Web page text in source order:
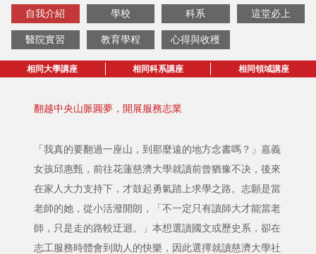
自我介紹 學校 科系 這堂必上
醫院實習 教育學程 心得與收穫
相同大學講座 相同科系講座 相同領域講座
翻越中央山脈圓夢，開展服務志業
「我真的要翻過一座山，到那麼遠的地方念書嗎？」嘉義
女孩邱惠甄，前往花蓮慈濟大學就讀前曾猶豫不决，後來
在家人大力支持下，才鼓起勇氣踏上求學之路。志願是當
老師的她，從小活潑開朗，「不一定只有讀師大才能當老
師，只是走的路較迂迴。」本想選讀國文或歷史系，卻在
志工服務時體會到助人的快樂，因此選擇就讀慈濟大學社